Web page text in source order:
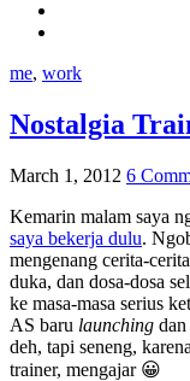
me, work
Nostalgia
March 1, 2012 6
Kemarin malam saya
saya bekerja dulu.
mengenang cerita-
duka, dan dosa-dosa
ke masa-masa serius
AS baru launching
deh, tapi seneng,
trainer, mengajar 😀